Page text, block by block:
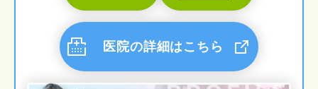
医院の詳細はこちら